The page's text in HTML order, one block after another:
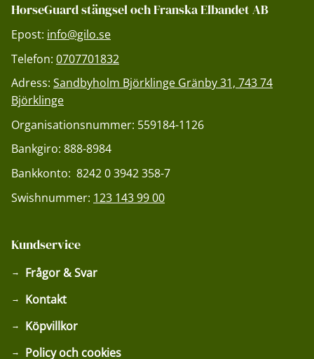
HorseGuard stängsel och Franska Elbandet AB
Epost: info@gilo.se
Telefon: 0707701832
Adress: Sandbyholm Björklinge Gränby 31, 743 74
Björklinge
Organisationsnummer: 559184-1126
Bankgiro: 888-8984
Bankkonto: 8242 0 3942 358-7
Swishnummer: 123 143 99 00
Kundservice
Frågor & Svar
Kontakt
Köpvillkor
Policy och cookies